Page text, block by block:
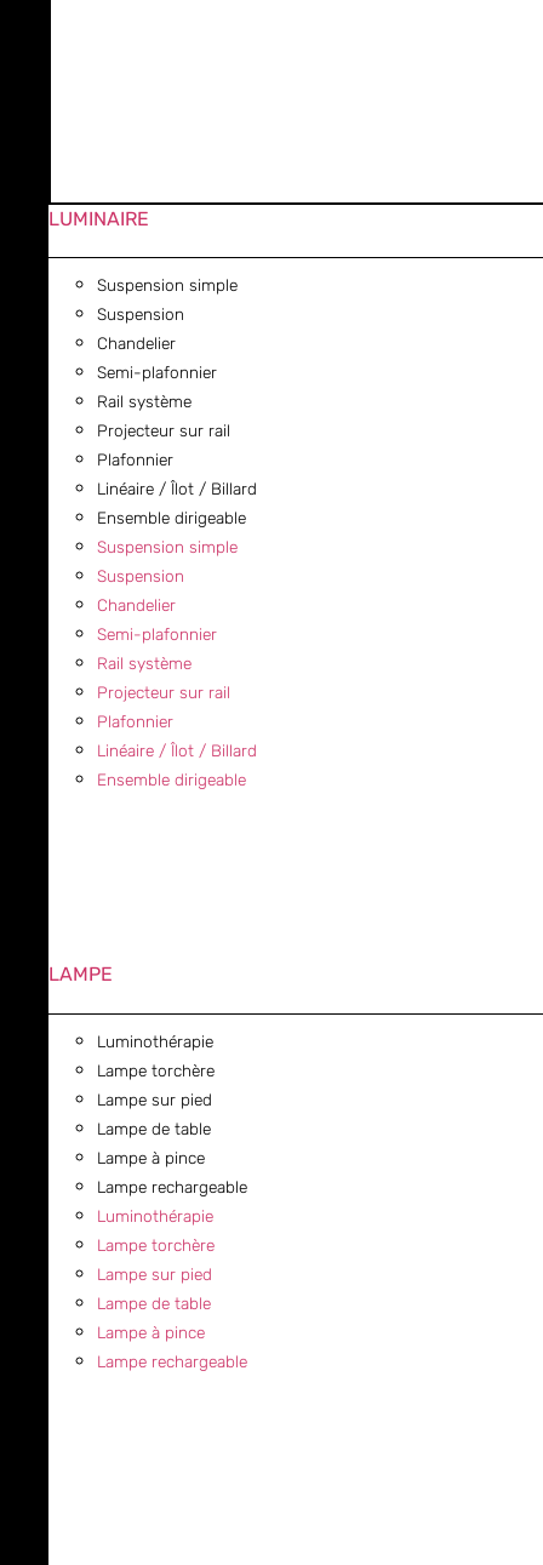
LUMINAIRE
Suspension simple
Suspension
Chandelier
Semi-plafonnier
Rail système
Projecteur sur rail
Plafonnier
Linéaire / Îlot / Billard
Ensemble dirigeable
Suspension simple
Suspension
Chandelier
Semi-plafonnier
Rail système
Projecteur sur rail
Plafonnier
Linéaire / Îlot / Billard
Ensemble dirigeable
LAMPE
Luminothérapie
Lampe torchère
Lampe sur pied
Lampe de table
Lampe à pince
Lampe rechargeable
Luminothérapie
Lampe torchère
Lampe sur pied
Lampe de table
Lampe à pince
Lampe rechargeable